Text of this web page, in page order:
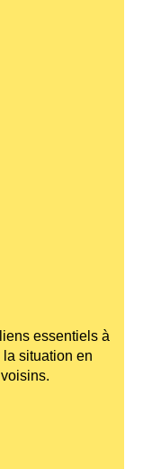
essentiels à
situation en